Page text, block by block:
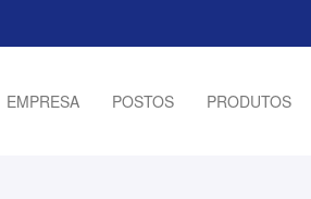
EMPRESA POSTOS PRODUTOS